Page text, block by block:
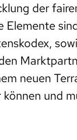
der
Elemente
neuen
und